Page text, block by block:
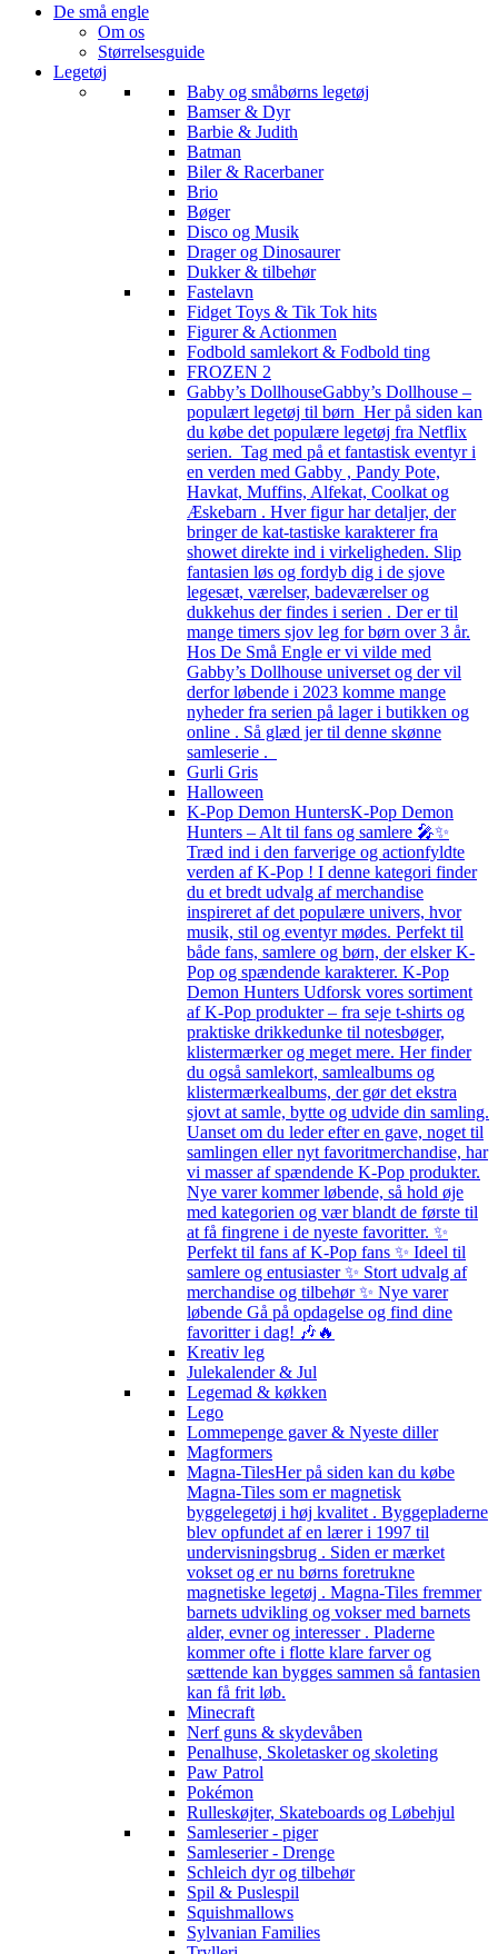
De små engle
Om os
Størrelsesguide
Legetøj
Baby og småbørns legetøj
Bamser & Dyr
Barbie & Judith
Batman
Biler & Racerbaner
Brio
Bøger
Disco og Musik
Drager og Dinosaurer
Dukker & tilbehør
Fastelavn
Fidget Toys & Tik Tok hits
Figurer & Actionmen
Fodbold samlekort & Fodbold ting
FROZEN 2
Gabby’s DollhouseGabby’s Dollhouse –
populært legetøj til børn Her på siden kan
du købe det populære legetøj fra Netflix
serien. Tag med på et fantastisk eventyr i
en verden med Gabby , Pandy Pote,
Havkat, Muffins, Alfekat, Coolkat og
Æskebarn . Hver figur har detaljer, der
bringer de kat-tastiske karakterer fra
showet direkte ind i virkeligheden. Slip
fantasien løs og fordyb dig i de sjove
legesæt, værelser, badeværelser og
dukkehus der findes i serien . Der er til
mange timers sjov leg for børn over 3 år.
Hos De Små Engle er vi vilde med
Gabby’s Dollhouse universet og der vil
derfor løbende i 2023 komme mange
nyheder fra serien på lager i butikken og
online . Så glæd jer til denne skønne
samleserie .
Gurli Gris
Halloween
K-Pop Demon HuntersK-Pop Demon
Hunters – Alt til fans og samlere 🎤✨
Træd ind i den farverige og actionfyldte
verden af K-Pop ! I denne kategori finder
du et bredt udvalg af merchandise
inspireret af det populære univers, hvor
musik, stil og eventyr mødes. Perfekt til
både fans, samlere og børn, der elsker K-
Pop og spændende karakterer. K-Pop
Demon Hunters Udforsk vores sortiment
af K-Pop produkter – fra seje t-shirts og
praktiske drikkedunke til notesbøger,
klistermærker og meget mere. Her finder
du også samlekort, samlealbums og
klistermærkealbums, der gør det ekstra
sjovt at samle, bytte og udvide din samling.
Uanset om du leder efter en gave, noget til
samlingen eller nyt favoritmerchandise, har
vi masser af spændende K-Pop produkter.
Nye varer kommer løbende, så hold øje
med kategorien og vær blandt de første til
at få fingrene i de nyeste favoritter. ✨
Perfekt til fans af K-Pop fans ✨ Ideel til
samlere og entusiaster ✨ Stort udvalg af
merchandise og tilbehør ✨ Nye varer
løbende Gå på opdagelse og find dine
favoritter i dag! 🎶🔥
Kreativ leg
Julekalender & Jul
Legemad & køkken
Lego
Lommepenge gaver & Nyeste diller
Magformers
Magna-TilesHer på siden kan du købe
Magna-Tiles som er magnetisk
byggelegetøj i høj kvalitet . Byggepladerne
blev opfundet af en lærer i 1997 til
undervisningsbrug . Siden er mærket
vokset og er nu børns foretrukne
magnetiske legetøj . Magna-Tiles fremmer
barnets udvikling og vokser med barnets
alder, evner og interesser . Pladerne
kommer ofte i flotte klare farver og
sættende kan bygges sammen så fantasien
kan få frit løb.
Minecraft
Nerf guns & skydevåben
Penalhuse, Skoletasker og skoleting
Paw Patrol
Pokémon
Rulleskøjter, Skateboards og Løbehjul
Samleserier - piger
Samleserier - Drenge
Schleich dyr og tilbehør
Spil & Puslespil
Squishmallows
Sylvanian Families